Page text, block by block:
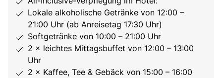
Lokale alkoholische Getränke von 12:00 –
21:00 Uhr (ab Anreisetag 17:30 Uhr)
Softgetränke von 10:00 – 21:00 Uhr
2 × leichtes Mittagsbuffet von 12:00 – 13:00
Uhr
2 × Kaffee, Tee & Gebäck von 15:00 – 16:00